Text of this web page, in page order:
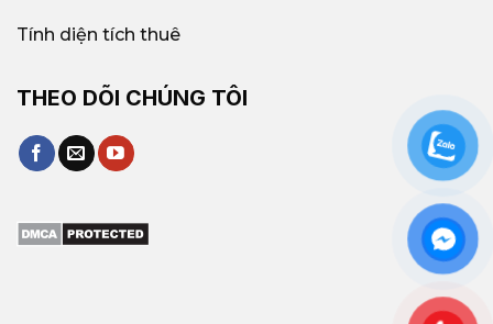
Tính diện tích thuê
THEO DÕI CHÚNG TÔI